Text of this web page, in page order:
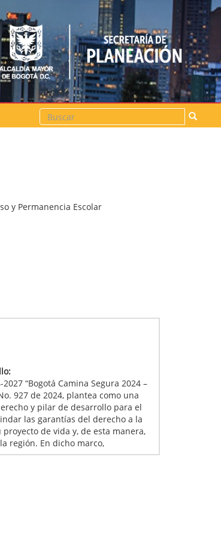
Buscar
y Permanencia Escolar
“Bogotá Camina Segura 2024 –
927 de 2024, plantea como una
y pilar de desarrollo para el
las garantías del derecho a la
de vida y, de esta manera,
región. En dicho marco,